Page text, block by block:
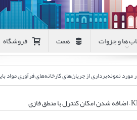
ها و جزوات همت فروشگاه
از جریان‌های کارخانه‌های فرآوری مواد باید بداند”